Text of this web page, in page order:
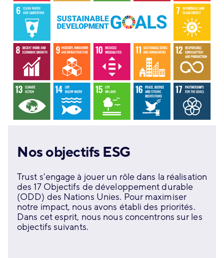
Nos objectifs ESG
Trust s'engage à jouer un rôle dans la réalisation
des 17 Objectifs de développement durable
(ODD) des Nations Unies. Pour maximiser
notre impact, nous avons établi des priorités.
Dans cet esprit, nous nous concentrons sur les
objectifs suivants.